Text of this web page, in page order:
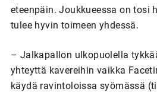
eteenpäin. Joukkueessa on tosi
tulee hyvin toimeen yhdessä.
– Jalkapallon ulkopuolella
yhteyttä kavereihin vaikka
käydä ravintoloissa syömässä